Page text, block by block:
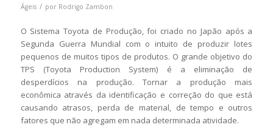
Ágeis / por Rodrigo Zambon
O Sistema Toyota de Produção, foi criado no Japão após a
Segunda Guerra Mundial com o intuito de produzir lotes
pequenos de muitos tipos de produtos. O grande objetivo do
TPS (Toyota Production System) é a eliminação de
desperdícios na produção. Tornar a produção mais
econômica através da identificação e correção do que está
causando atrasos, perda de material, de tempo e outros
fatores que não agregam em nada determinada atividade.